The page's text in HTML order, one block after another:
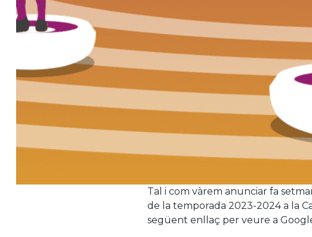
Tal i com vàrem anunciar fa
de la temporada 2023-2024 a la
següent enllaç per veure a